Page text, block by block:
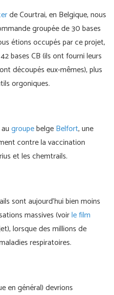
de Courtrai, en Belgique, nous
groupée de 30 bases
étions occupés par ce projet,
bases CB (ils ont fourni leurs
découpés eux-mêmes), plus
orgoniques.
groupebelgeBelfort, une
contre la vaccination
et les chemtrails.
sont aujourd'hui bien moins
massives (voirle film
lorsque des millions de
respiratoires.
en général) devrions